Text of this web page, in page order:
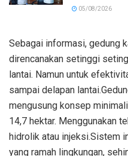
05/08/2026
Sebagai informasi, gedung
direncanakan setinggi
lantai. Namun untuk
sampai delapan
mengusung konsep
14,7 hektar. Menggunakan
hidrolik atau injeksi.Sistem
yang ramah lingkungan,